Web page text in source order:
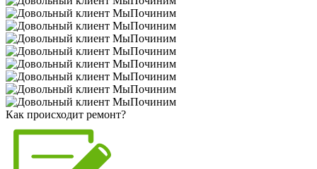
Как происходит ремонт?